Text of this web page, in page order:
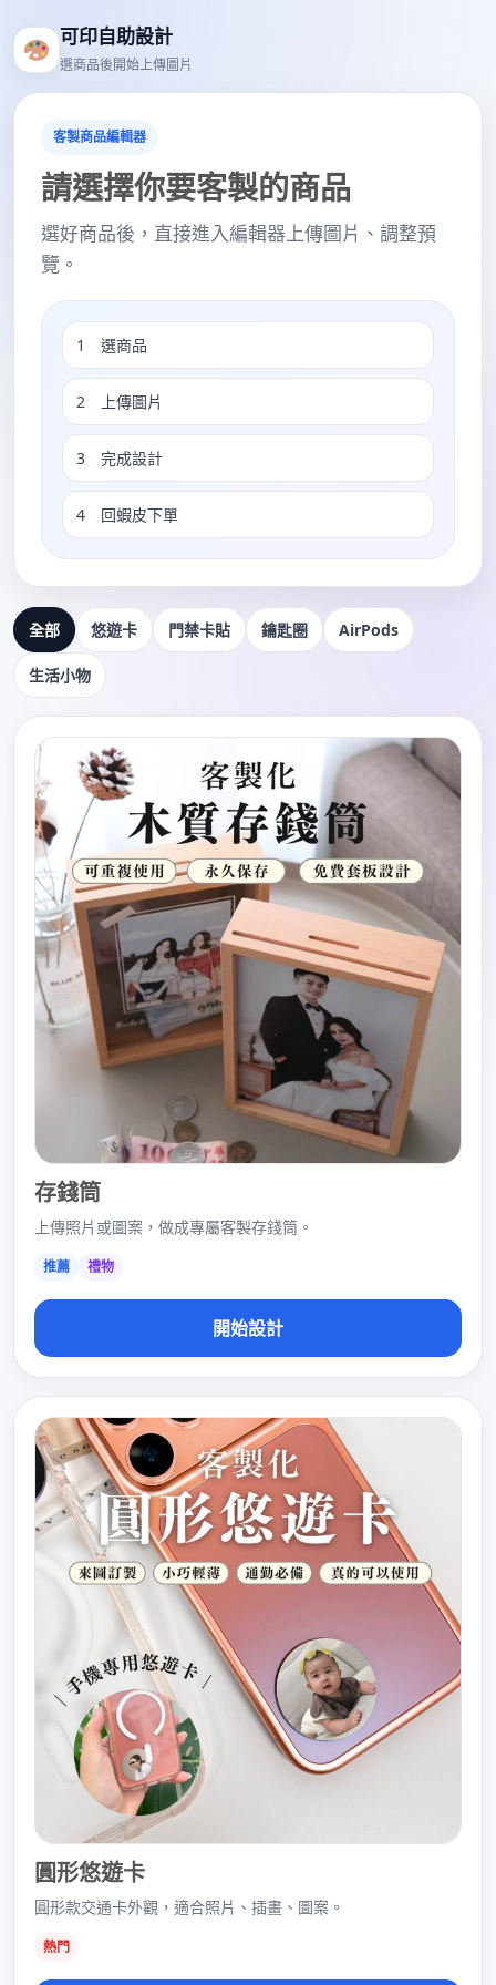
可印自助設計
選商品後開始上傳圖片
客製商品編輯器
請選擇你要客製的商品
選好商品後，直接進入編輯器上傳圖片、調整預
覽。
1 選商品
2 上傳圖片
3 完成設計
4 回蝦皮下單
全部 悠遊卡 門禁卡貼 鑰匙圈 AirPods
生活小物
存錢筒
上傳照片或圖案，做成專屬客製存錢筒。
推薦 禮物
開始設計
圓形悠遊卡
圓形款交通卡外觀，適合照片、插畫、圖案。
熱門